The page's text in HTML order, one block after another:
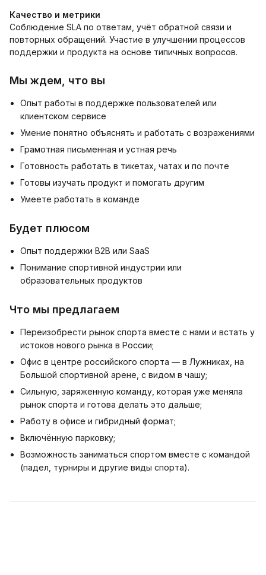
Качество и метрики
Соблюдение SLA по ответам, учёт обратной связи и
повторных обращений. Участие в улучшении процессов
поддержки и продукта на основе типичных вопросов.
Мы ждем, что вы
Опыт работы в поддержке пользователей или
клиентском сервисе
Умение понятно объяснять и работать с возражениями
Грамотная письменная и устная речь
Готовность работать в тикетах, чатах и по почте
Готовы изучать продукт и помогать другим
Умеете работать в команде
Будет плюсом
Опыт поддержки B2B или SaaS
Понимание спортивной индустрии или
образовательных продуктов
Что мы предлагаем
Переизобрести рынок спорта вместе с нами и встать у
истоков нового рынка в России;
Офис в центре российского спорта — в Лужниках, на
Большой спортивной арене, с видом в чашу;
Сильную, заряженную команду, которая уже меняла
рынок спорта и готова делать это дальше;
Работу в офисе и гибридный формат;
Включённую парковку;
Возможность заниматься спортом вместе с командой
(падел, турниры и другие виды спорта).